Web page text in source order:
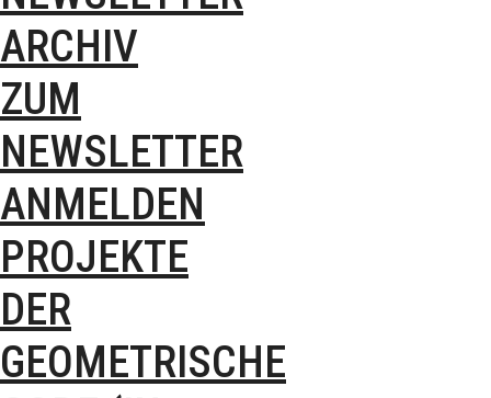
ARCHIV
ZUM
NEWSLETTER
ANMELDEN
PROJEKTE
DER
GEOMETRISCHE